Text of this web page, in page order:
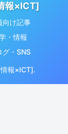
報×ICT]
向け記事
・情報
グ・SNS
報×ICT].